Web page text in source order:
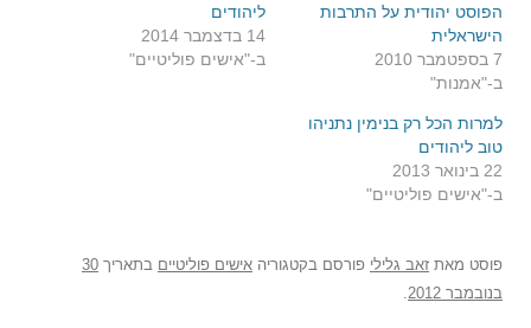
הפוסט יהודית על התרבות
הישראלית
7 בספטמבר 2010
ב-"אמנות"
ליהודים
14 בדצמבר 2014
ב-"אישים פוליטיים"
למרות הכל רק בנימין נתניהו
טוב ליהודים
22 בינואר 2013
ב-"אישים פוליטיים"
פוסט מאת זאב גלילי פורסם בקטגוריה אישים פוליטיים בתאריך 30
בנובמבר 2012
.